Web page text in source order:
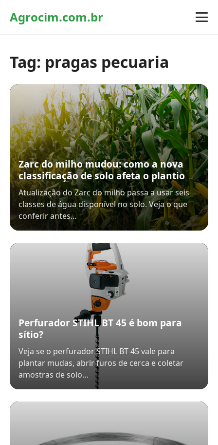
Agrocim.com.br
Tag: pragas pecuaria
Zarc do milho mudou: como a nova
classificação de solo afeta o plantio
Atualização do Zarc do milho passa a usar seis
classes de água disponível no solo. Veja o que
conferir antes…
Perfurador STIHL BT 45 é bom para
sítio?
Veja se o perfurador STIHL BT 45 vale para
plantar mudas, abrir furos de cerca e coletar
amostras de solo…